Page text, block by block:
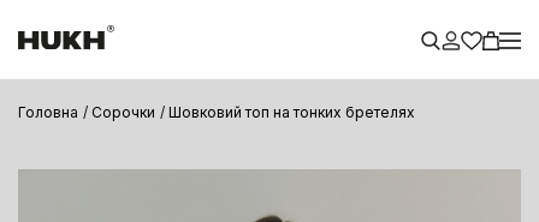
Головна Сорочки Шовковий топ на тонких бретелях